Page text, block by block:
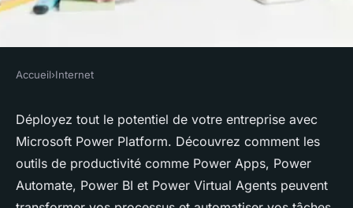
Décuplez votre productivité
avec microsoft power platform
François•19 septembre 2024•6 min de lecture
Accueil›Internet
Déployez tout le potentiel de votre entreprise avec
Microsoft Power Platform. Découvrez comment les
outils de productivité comme Power Apps, Power
Automate, Power BI et Power Virtual Agents peuvent